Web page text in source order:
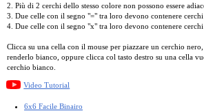
2. Più di 2 cerchi dello stesso colore non possono essere
3. Due celle con il segno "=" tra loro devono contenere cerchi
4. Due celle con il segno "x" tra loro devono contenere
Clicca su una cella con il mouse per piazzare un cerchio
renderlo bianco, oppure clicca col tasto destro su una cella
cerchio bianco.
Video Tutorial
6x6 Facile Binairo